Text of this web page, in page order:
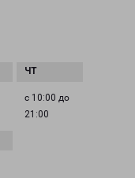
с 10:00 до
21:00